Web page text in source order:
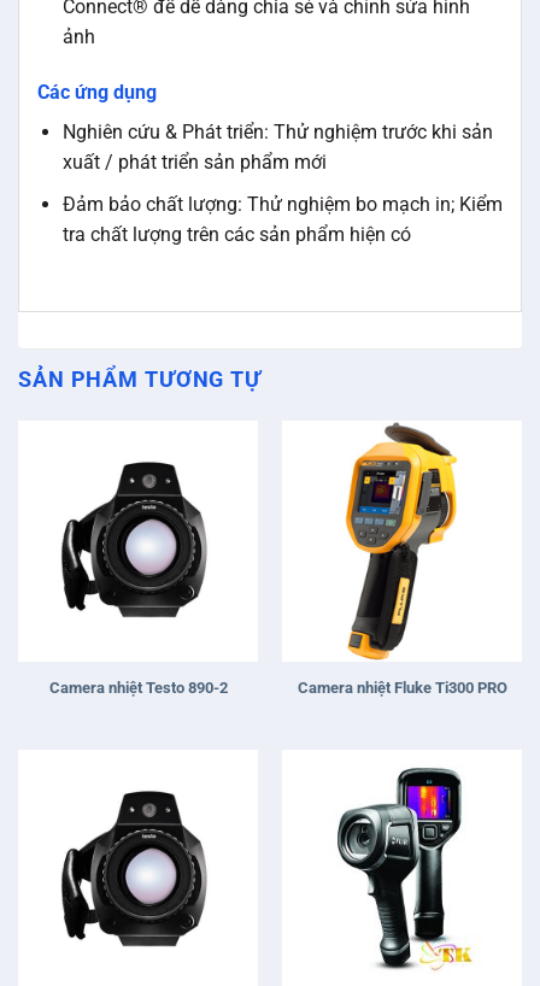
Connect® để dễ dàng chia sẻ và chỉnh sửa hình
ảnh
Các ứng dụng
Nghiên cứu & Phát triển: Thử nghiệm trước khi sản
xuất / phát triển sản phẩm mới
Đảm bảo chất lượng: Thử nghiệm bo mạch in; Kiểm
tra chất lượng trên các sản phẩm hiện có
SẢN PHẨM TƯƠNG TỰ
Camera nhiệt Testo 890-2 Camera nhiệt Fluke Ti300 PRO